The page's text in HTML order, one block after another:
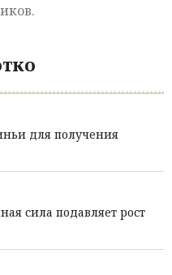
для получения
сила подавляет рост